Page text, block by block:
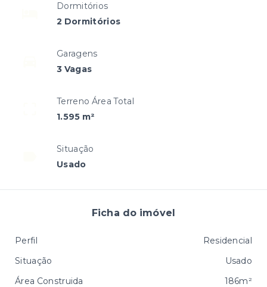
Dormitórios
2 Dormitórios
Garagens
3 Vagas
Terreno Área Total
1.595 m²
Situação
Usado
Ficha do imóvel
Perfil
Residencial
Situação
Usado
Área Construida
186m²